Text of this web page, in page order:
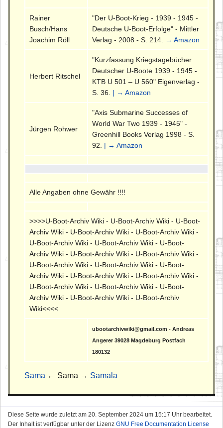
Rainer
Busch/Hans
Joachim Röll
"Der U-Boot-Krieg - 1939 - 1945 -
Deutsche U-Boot-Erfolge" - Mittler
Verlag - 2008 - S. 214.
→ Amazon
Herbert Ritschel
"Kurzfassung Kriegstagebücher
Deutscher U-Boote 1939 - 1945 -
KTB U 501 – U 560" Eigenverlag -
S. 36. | → Amazon
Jürgen Rohwer
"Axis Submarine Successes of
World War Two 1939 - 1945" -
Greenhill Books Verlag 1998 - S.
92. | → Amazon
Alle Angaben ohne Gewähr !!!!
>>>>U-Boot-Archiv Wiki - U-Boot-Archiv Wiki - U-Boot-
Archiv Wiki - U-Boot-Archiv Wiki - U-Boot-Archiv Wiki -
U-Boot-Archiv Wiki - U-Boot-Archiv Wiki - U-Boot-
Archiv Wiki - U-Boot-Archiv Wiki - U-Boot-Archiv Wiki -
U-Boot-Archiv Wiki - U-Boot-Archiv Wiki - U-Boot-
Archiv Wiki - U-Boot-Archiv Wiki - U-Boot-Archiv Wiki -
U-Boot-Archiv Wiki - U-Boot-Archiv Wiki - U-Boot-
Archiv Wiki - U-Boot-Archiv Wiki - U-Boot-Archiv
Wiki<<<<
ubootarchivwiki@gmail.com - Andreas
Angerer 39028 Magdeburg Postfach
180132
Sama ← Sama → Samala
Diese Seite wurde zuletzt am 20. September 2024 um 15:17 Uhr bearbeitet.
Der Inhalt ist verfügbar unter der Lizenz GNU Free Documentation License